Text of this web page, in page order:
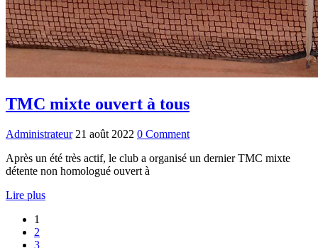
TMC mixte ouvert à tous
Administrateur 21 août 2022 0 Comment
Après un été très actif, le club a organisé un dernier TMC mixte
détente non homologué ouvert à
Lire plus
1
2
3